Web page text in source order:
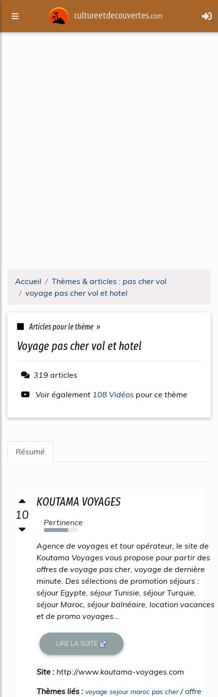
cultureetdecouvertes.com
Accueil
Thèmes & articles : pas cher vol
voyage pas cher vol et hotel
Articles pour le thème »
voyage pas cher vol et hotel
319 articles
Voir également 108 Vidéos pour ce thème
Résumé
10
KOUTAMA VOYAGES
Pertinence
71%
Agence de voyages et tour opérateur, le site de
Koutama Voyages vous propose pour partir des
offres de voyage pas cher, voyage de dernière
minute. Des sélections de promotion séjours :
séjour Egypte, séjour Tunisie, séjour Turquie,
séjour Maroc, séjour balnéaire, location vacances
et de promo voyages...
LIRE LA SUITE
Site : http://www.koutama-voyages.com
Thèmes liés : voyage sejour maroc pas cher/offre